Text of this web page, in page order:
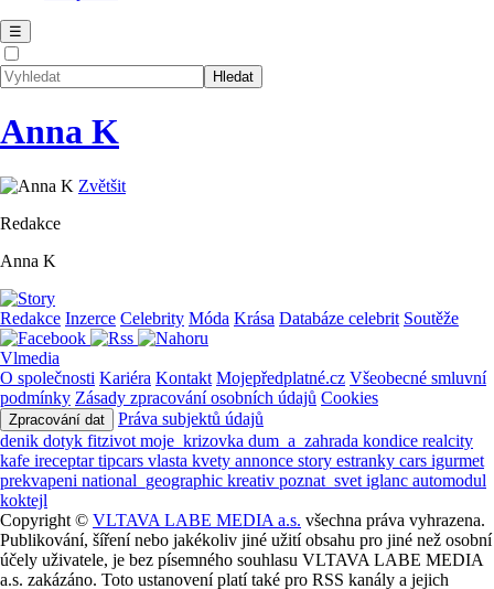
☰
Anna K
Zvětšit
Redakce
Anna K
Redakce Inzerce Celebrity Móda Krása Databáze celebrit Soutěže
Vlmedia
O společnosti Kariéra Kontakt Mojepředplatné.cz Všeobecné smluvní
podmínky Zásady zpracování osobních údajů Cookies
Zpracování dat
Práva subjektů údajů
denik dotyk fitzivot moje_krizovka dum_a_zahrada kondice realcity
kafe ireceptartipcars vlasta kvety annonce story estranky cars igurmet
prekvapeni national_geographic kreativ poznat_svet iglanc automodul
koktejl
Copyright © VLTAVA LABE MEDIA a.s. všechna práva vyhrazena.
Publikování, šíření nebo jakékoliv jiné užití obsahu pro jiné než osobní
účely uživatele, je bez písemného souhlasu VLTAVA LABE MEDIA
a.s. zakázáno. Toto ustanovení platí také pro RSS kanály a jejich